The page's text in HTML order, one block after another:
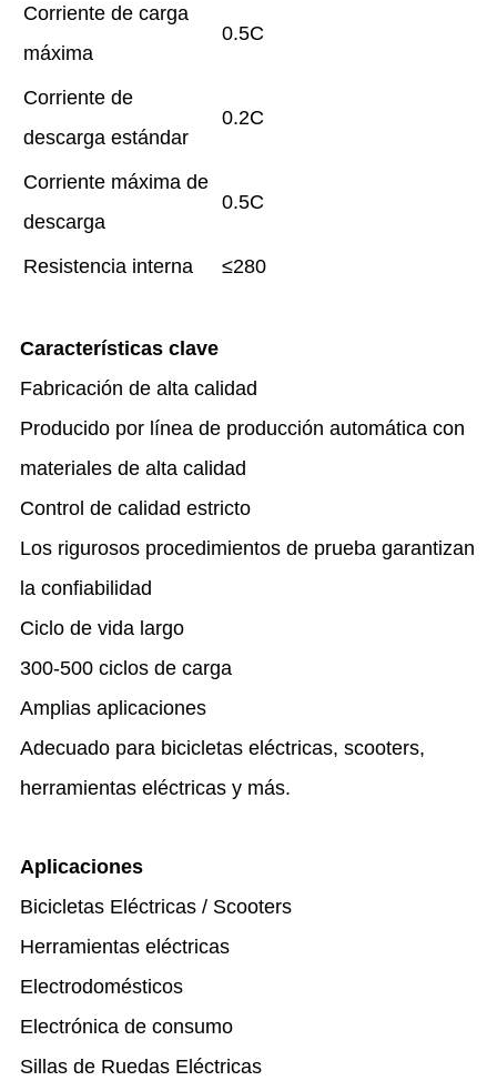
Corriente de carga
máxima
0.5C
Corriente de
descarga estándar
0.2C
Corriente máxima de
descarga
0.5C
Resistencia interna ≤280
Características clave
Fabricación de alta calidad
Producido por línea de producción automática con
materiales de alta calidad
Control de calidad estricto
Los rigurosos procedimientos de prueba garantizan
la confiabilidad
Ciclo de vida largo
300-500 ciclos de carga
Amplias aplicaciones
Adecuado para bicicletas eléctricas, scooters,
herramientas eléctricas y más.
Aplicaciones
Bicicletas Eléctricas / Scooters
Herramientas eléctricas
Electrodomésticos
Electrónica de consumo
Sillas de Ruedas Eléctricas